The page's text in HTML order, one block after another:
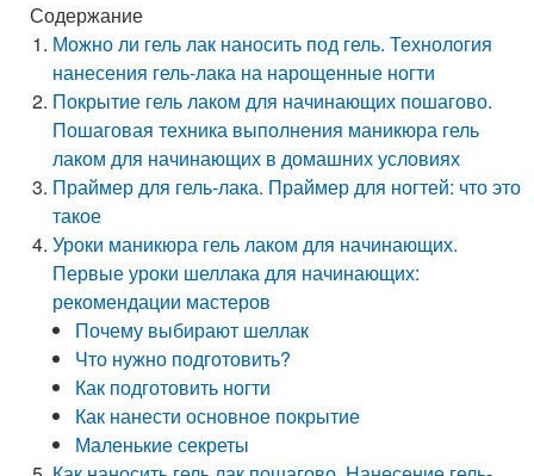
Содержание
Можно ли гель лак наносить под гель. Технология
нанесения гель-лака на нарощенные ногти
Покрытие гель лаком для начинающих пошагово.
Пошаговая техника выполнения маникюра гель
лаком для начинающих в домашних условиях
Праймер для гель-лака. Праймер для ногтей: что это
такое
Уроки маникюра гель лаком для начинающих.
Первые уроки шеллака для начинающих:
рекомендации мастеров
Почему выбирают шеллак
Что нужно подготовить?
Как подготовить ногти
Как нанести основное покрытие
Маленькие секреты